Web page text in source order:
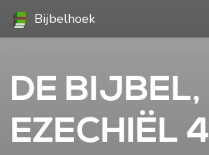
Bijbelhoek
DE BIJBEL,
EZECHIËL 4